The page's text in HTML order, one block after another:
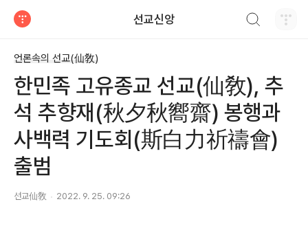
선교신앙
언론속의 선교(仙敎)
한민족 고유종교 선교(仙敎), 추
석 추향재(秋夕秋嚮齋) 봉행과
사백력 기도회(斯白力祈禱會)
출범
선교仙敎 2022. 9. 25. 09:26